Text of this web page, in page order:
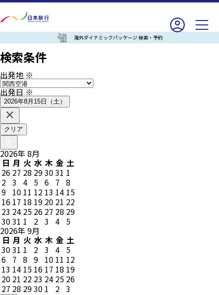
海外ダイナミックパッケージ 検索・予約
検索条件
出発地 ※
出発日※
2026年8月15日（土）
クリア
2026年 8月
日 月 火 水 木 金 土
26 27 28 293031 1
2 3 4 5 6 7 8
9 10 11 12 13 14 15
16 17 18 19 20 21 22
23 24 25 26 27 28 29
3031 1 2 3 4 5
2026年 9月
日 月 火 水 木 金 土
3031 1 2 3 4 5
6 7 8 9 10 11 12
13 14 15 16 17 18 19
20 21 22 23 24 25 26
27 28 2930 1 2 3